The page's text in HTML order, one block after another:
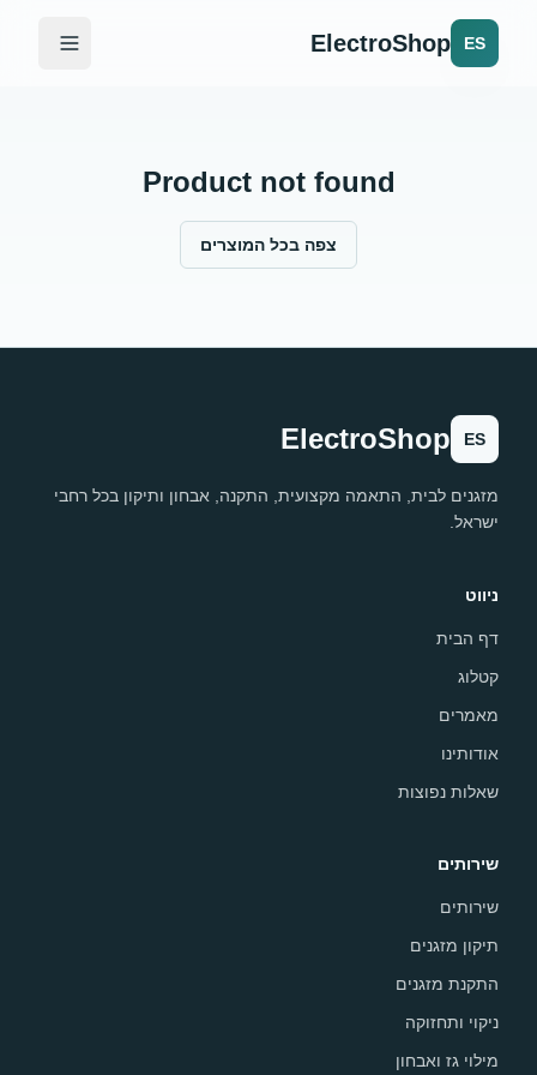
ES
ElectroShop
Product not found
צפה בכל המוצרים
ES
ElectroShop
מזגנים לבית, התאמה מקצועית, התקנה, אבחון ותיקון בכל רחבי
ישראל.
ניווט
דף הבית
קטלוג
מאמרים
אודותינו
שאלות נפוצות
שירותים
שירותים
תיקון מזגנים
התקנת מזגנים
ניקוי ותחזוקה
מילוי גז ואבחון